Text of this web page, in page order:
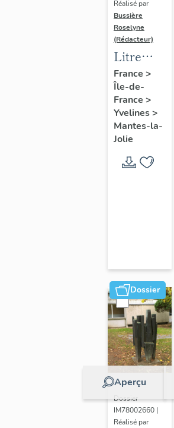
Réalisé par
Bussière
Roselyne
(Rédacteur)
Litre
funéraire
du
prince
de Conti
France >
Île-de-
France >
Yvelines>
Mantes-la-
Jolie
Dossier
Aperçu
Dossier
IM78002660 |
Réalisé par